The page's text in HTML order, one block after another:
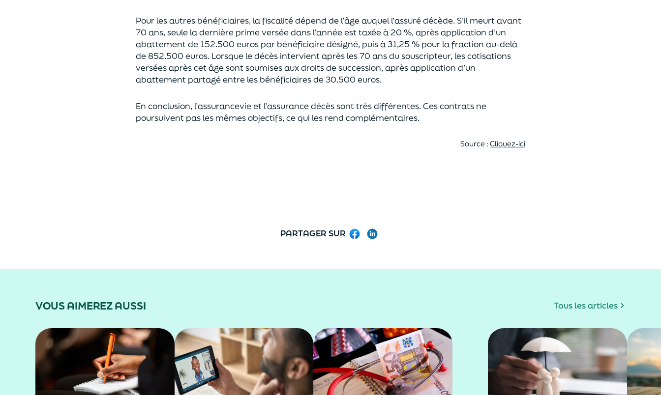
Pour les autres bénéficiaires, la fiscalité dépend de l’âgeauquell’assuré décède. S’il meurt avant
70 ans, seule la dernière prime versée dans l’année esttaxée à 20 %, après application d’un
abattement de 152.500 euros par bénéficiaire désigné, puis à 31,25 % pour la fraction au-delà
de852.500 euros. Lorsque le décès intervient après les 70 ans du souscripteur, les cotisations
versées après cet âge sont soumises aux droits de succession, après application d’un
abattement partagé entre les bénéficiaires de 30.500 euros.
En conclusion, l’assurancevie et l’assurance décès sont très différentes. Ces contrats ne
poursuivent pas les mêmes objectifs, ce qui les rend complémentaires.
Source : Cliquez-ici
PARTAGER SUR Facebook
VOUS AIMEREZ AUSSI Tous les articles